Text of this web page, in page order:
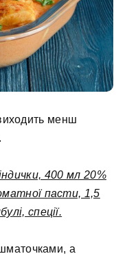
менш
400 мл 20%
пасти, 1,5
спеції.
а